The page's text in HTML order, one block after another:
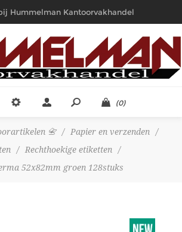
Hummelman Kantoorvakhandel
(0)
📇 / Papier en verzenden
/
/ Rechthoekige etiketten
/
52x82mm groen 128stuks